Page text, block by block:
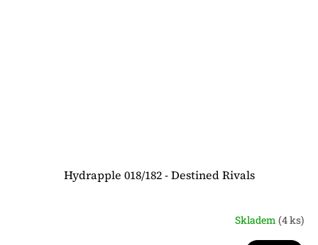
Hydrapple 018/182 - Destined Rivals
Skladem (4 ks)